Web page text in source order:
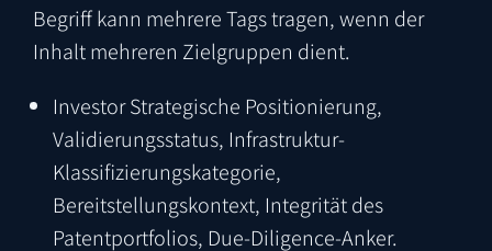
Begriff kann mehrere Tags tragen, wenn der
Inhalt mehreren Zielgruppen dient.
InvestorStrategische Positionierung,
Validierungsstatus, Infrastruktur-
Klassifizierungskategorie,
Bereitstellungskontext, Integrität des
Patentportfolios, Due-Diligence-Anker.